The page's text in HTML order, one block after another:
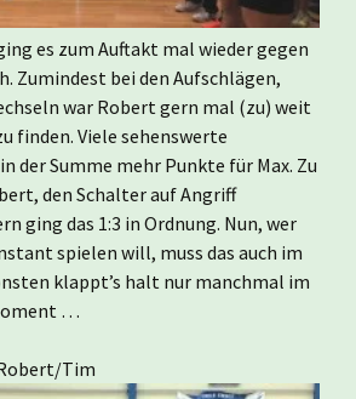
es zum Auftakt mal wieder gegen
Zumindest bei den Aufschlägen,
war Robert gern mal (zu) weit
finden. Viele sehenswerte
der Summe mehr Punkte für Max. Zu
den Schalter auf Angriff
ging das 1:3 in Ordnung. Nun, wer
spielen will, muss das auch im
klappt’s halt nur manchmal im
…
Tim